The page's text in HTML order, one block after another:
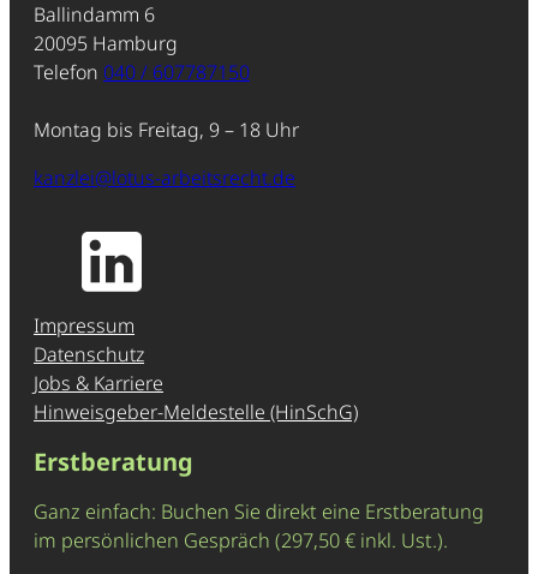
Ballindamm 6
20095 Hamburg
Telefon 040 / 607787150
Montag bis Freitag, 9 – 18 Uhr
kanzlei@lotus-arbeitsrecht.de
Impressum
Datenschutz
Jobs & Karriere
Hinweisgeber-Meldestelle (HinSchG)
Erstberatung
Ganz einfach: Buchen Sie direkt eine Erstberatung
im persönlichen Gespräch (297,50 € inkl. Ust.).